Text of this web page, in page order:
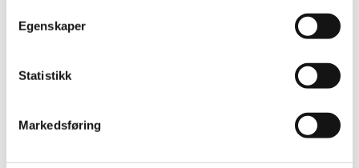
Egenskaper
Statistikk
Markedsføring
utsatte posisjon i universet. The Moonhouse skal
ikke være et hus å besøke, men et kunstverk som
Genberg.
Han innrømmer at han leter etter en
romfartselskende dollarmillionær som er villig til å